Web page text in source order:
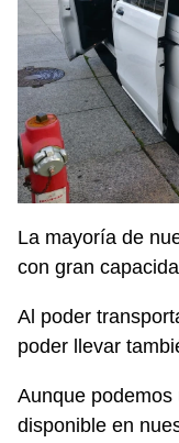
La mayoría de
con gran
Al poder
poder llevar
Aunque podemos
disponible en